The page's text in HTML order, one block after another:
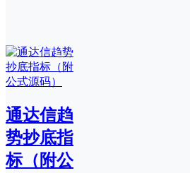
通达信趋
势抄底指
标（附公